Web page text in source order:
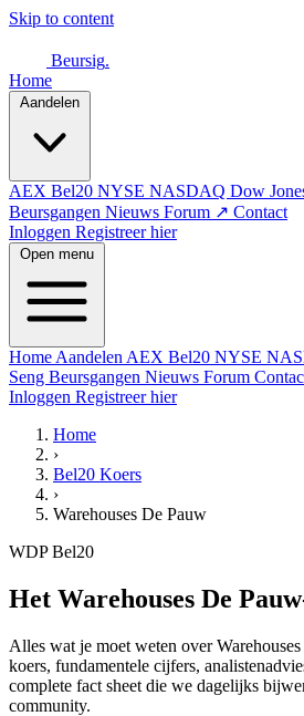
Skip to content
Beursig.
Home
AEX Bel20 NYSE NASDAQ Dow
Beursgangen Nieuws Forum ↗ Contact
Inloggen Registreer hier
Open menu
Home Aandelen AEX Bel20 NYSE
Seng Beursgangen Nieuws Forum
Inloggen Registreer hier
Home
›
Bel20 Koers
›
Warehouses De Pauw
WDPBel20
Het Warehouses De
Alles wat je moet weten over
koers, fundamentele cijfers,
complete fact sheet die we dagelijks
community.